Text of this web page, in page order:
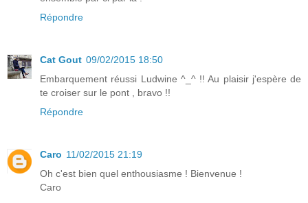
Répondre
Cat Gout 09/02/2015 18:50
Embarquement réussi Ludwine ^_^ !! Au plaisir j'espère de
te croiser sur le pont , bravo !!
Répondre
Caro 11/02/2015 21:19
Oh c'est bien quel enthousiasme ! Bienvenue !
Caro